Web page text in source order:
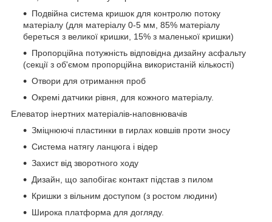
Подвійна система кришок для контролю потоку
матеріалу (для матеріалу 0-5 мм, 85% матеріалу
береться з великої кришки, 15% з маленької кришки)
Пропорційна потужність відповідна дизайну асфальту
(секції з об'ємом пропорційна використаній кількості)
Отвори для отримання проб
Окремі датчики рівня, для кожного матеріалу.
Елеватор інертних матеріалів-наповнювачів
Зміцнюючі пластинки в гирлах ковшів проти зносу
Система натягу ланцюга і відер
Захист від зворотного ходу
Дизайн, що запобігає контакт підстав з пилом
Кришки з вільним доступом (з ростом людини)
Широка платформа для догляду.